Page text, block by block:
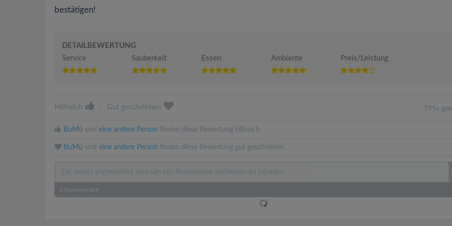
bestätigen!
DETAILBEWERTUNG
Service
Sauberkeit Essen Ambiente Preis/Leistung
Hilfreich Gut geschrieben 795x
BuMü und eine andere Person finden diese Bewertung hilfreich.
BuMü und eine andere Person finden diese Bewertung gut geschrieben.
0 Kommentare